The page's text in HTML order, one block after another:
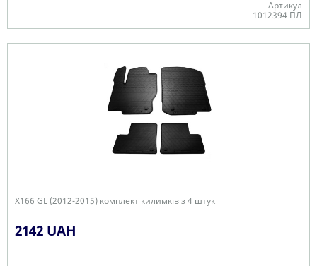
Артикул
1012394 ПЛ
X166 GL (2012-2015) комплект килимків з 4 штук
2142 UAH